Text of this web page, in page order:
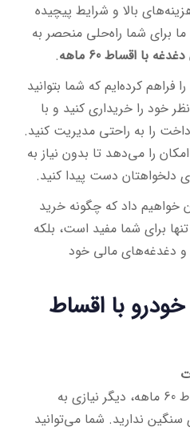
بالا و شرایط پیچیده
برای شما راه‌حلی منحصر به
با اقساط 60 ماهه
.
کرده‌ایم که شما بتوانید
خود را خریداری کنید و با
60 ماهه، پرداخت را به راحتی مدیریت کنید.
را می‌دهد تا بدون نیاز به
دلخواهتان دست پیدا کنید.
خواهیم داد که چگونه خرید
برای شما مفید است، بلکه
دغدغه‌های مالی خود
با اقساط
با شرایط پرداخت اقساط 60 ماهه، دیگر نیازی به
سنگین ندارید. شما می‌توانید